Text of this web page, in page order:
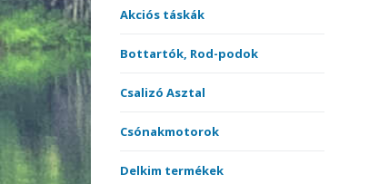
Akciós táskák
Bottartók, Rod-podok
Csalizó Asztal
Csónakmotorok
Delkim termékek